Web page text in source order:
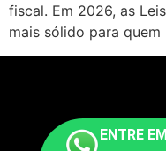
fiscal. Em 2026, as
mais sólido para
ENTRE